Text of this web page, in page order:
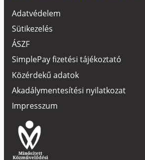
Adatvédelem
Sütikezelés
ÁSZF
SimplePay fizetési tájékoztató
Közérdekű adatok
Akadálymentesítési nyilatkozat
Impresszum